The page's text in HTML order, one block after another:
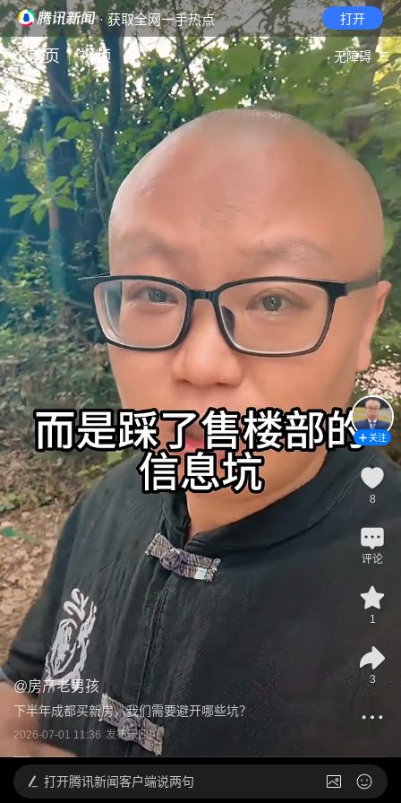
· 获取全网一手热点 打开
首页 视频 无障碍
@房产老男孩
下半年成都买新房，我们需要避开哪些坑？
2026-07-01 11:36 发布于四川
关注
8
评论
1
3
打开腾讯新闻客户端说两句